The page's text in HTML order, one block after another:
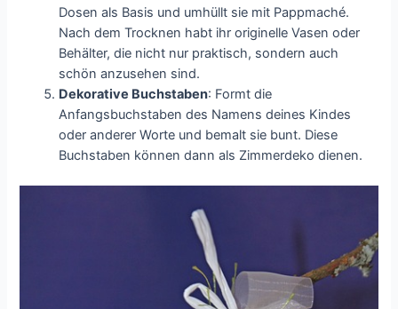
Dosen als Basis und umhüllt sie mit Pappmaché.
Nach dem Trocknen habt ihr originelle Vasen oder
Behälter, die nicht nur praktisch, sondern auch
schön anzusehen sind.
Dekorative Buchstaben: Formt die
Anfangsbuchstaben des Namens deines Kindes
oder anderer Worte und bemalt sie bunt. Diese
Buchstaben können dann als Zimmerdeko dienen.